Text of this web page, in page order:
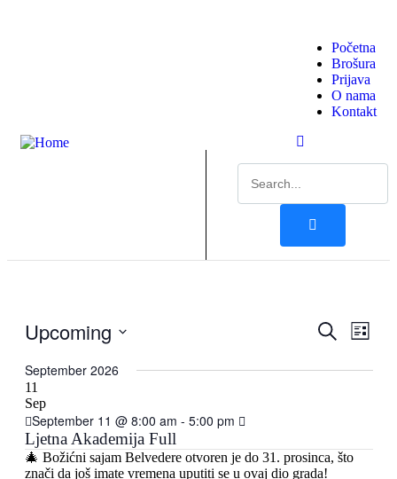
Početna
Brošura
Prijava
O nama
Kontakt
Events
and
Search
List
Upcoming
date.
September 2026
11
Sep
September 11 @ 8:00 am - 5:00 pm
Ljetna Akademija Full
🎄 Božićni sajam Belvedere otvoren je do 31. prosinca, što
znači da još imate vremena uputiti se u ovaj dio grada!